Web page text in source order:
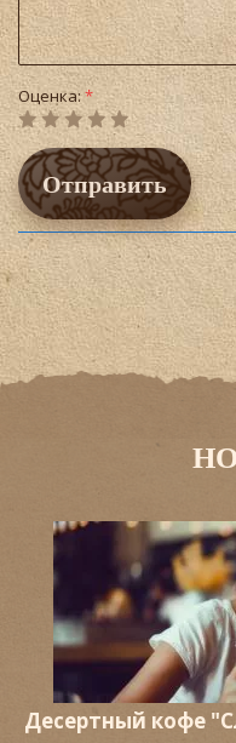
Десертный кофе
Оценка:*